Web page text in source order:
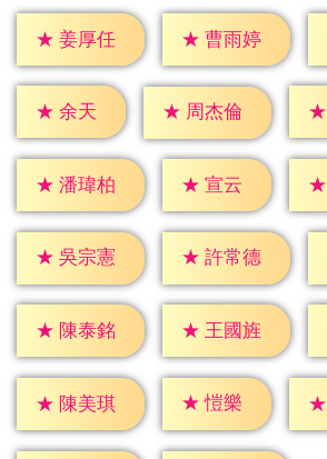
★ 姜厚任 ★ 曹雨婷
★ 余天 ★ 周杰倫 ★
★ 潘瑋柏 ★ 宣云 ★
★ 吳宗憲 ★ 許常德
★ 陳泰銘 ★ 王國旌
★ 陳美琪 ★ 愷樂 ★